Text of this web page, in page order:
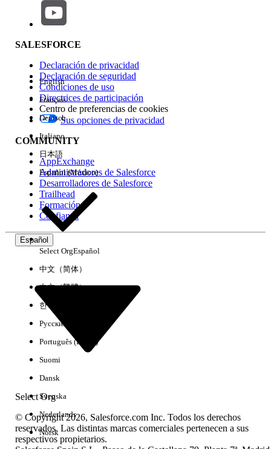
Repercusión de función
Edición
Experiencia
No hay resultados
SALESFORCE
Declaración de privacidad
Declaración de seguridad
Condiciones de uso
Directrices de participación
Centro de preferencias de cookies
Sus opciones de privacidad
COMMUNITY
AppExchange
Administradores de Salesforce
Desarrolladores de Salesforce
Trailhead
Formación
Confianza
Español
Select Org
English
Français
Deutsch
Italiano
日本語
Español (México)
Select OrgEspañol
中文（简体）
中文（繁體）
한국어
Русский
Português (Brasil)
Suomi
Dansk
Svenska
Nederlands
Norsk
© Copyright 2026, Salesforce.com Inc. Todos los derechos
reservados. Las distintas marcas comerciales pertenecen a sus
respectivos propietarios.